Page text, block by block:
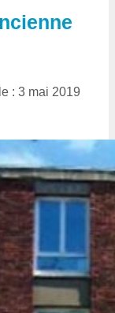
: 3 mai 2019